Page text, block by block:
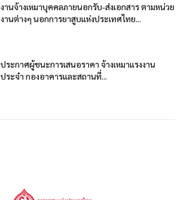
งานจ้างเหมาบุคคลภายนอกรับ-ส่งเอกสาร ตามหน่วย
งานต่างๆ นอกการยาสูบแห่งประเทศไทย...
ประกาศผู้ชนะการเสนอราคา จ้างเหมาแรงงาน
ประจำ กองอาคารและสถานที่...